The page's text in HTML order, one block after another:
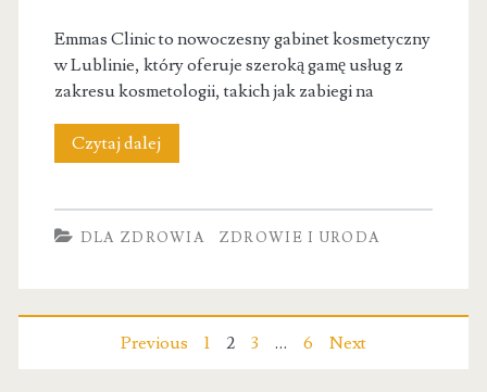
Emmas Clinic to nowoczesny gabinet kosmetyczny
w Lublinie, który oferuje szeroką gamę usług z
zakresu kosmetologii, takich jak zabiegi na
Czytaj dalejEmmas
DLA ZDROWIA ZDROWIE I URODA
Nawigacja
Previous 1 2 3 … 6 Next